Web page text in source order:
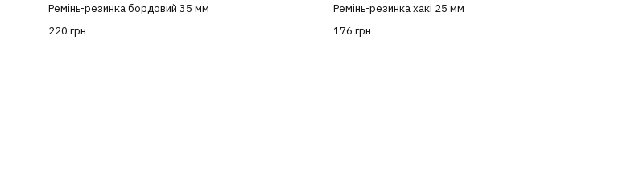
Ремінь-резинка бордовий 35 мм
220 грн
Ремінь-резинка хакі 25 мм
176 грн